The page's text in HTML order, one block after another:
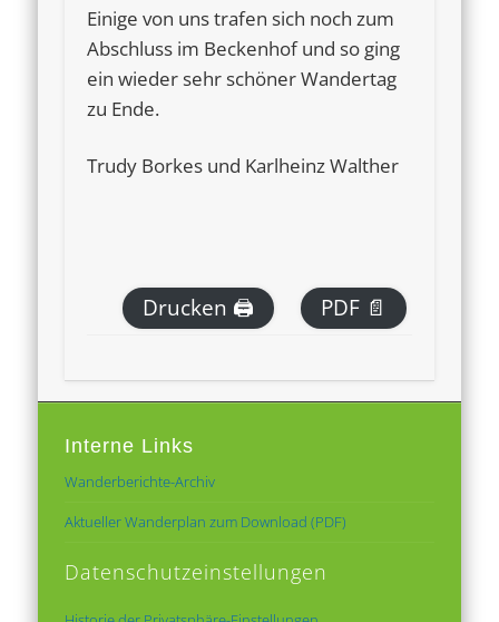
Einige von uns trafen sich noch zum
Abschluss im Beckenhof und so ging
ein wieder sehr schöner Wandertag
zu Ende.
Trudy Borkes und Karlheinz Walther
Drucken 🖨 PDF 📄
Interne Links
Wanderberichte-Archiv
Aktueller Wanderplan zum Download (PDF)
Datenschutzeinstellungen